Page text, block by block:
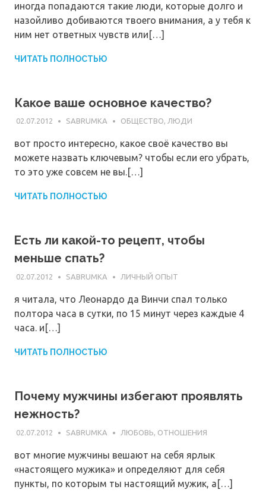
иногда попадаются такие люди, которые долго и
назойливо добиваются твоего внимания, а у тебя к
ним нет ответных чувств или[…]
ЧИТАТЬ ПОЛНОСТЬЮ
Какое ваше основное качество?
02.07.2012 SABRUMKA ОБЩЕСТВО, ЛЮДИ
вот просто интересно, какое своё качество вы
можете назвать ключевым? чтобы если его убрать,
то это уже совсем не вы.[…]
ЧИТАТЬ ПОЛНОСТЬЮ
Есть ли какой-то рецепт, чтобы
меньше спать?
02.07.2012 SABRUMKA ЛИЧНЫЙ ОПЫТ
я читала, что Леонардо да Винчи спал только
полтора часа в сутки, по 15 минут через каждые 4
часа. и[…]
ЧИТАТЬ ПОЛНОСТЬЮ
Почему мужчины избегают проявлять
нежность?
02.07.2012 SABRUMKA ЛЮБОВЬ, ОТНОШЕНИЯ
вот многие мужчины вешают на себя ярлык
«настоящего мужика» и определяют для себя
пункты, по которым ты настоящий мужик, а[…]